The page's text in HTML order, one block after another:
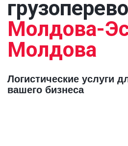
Молдова-
Молдова
Логистические услуги
вашего бизнеса